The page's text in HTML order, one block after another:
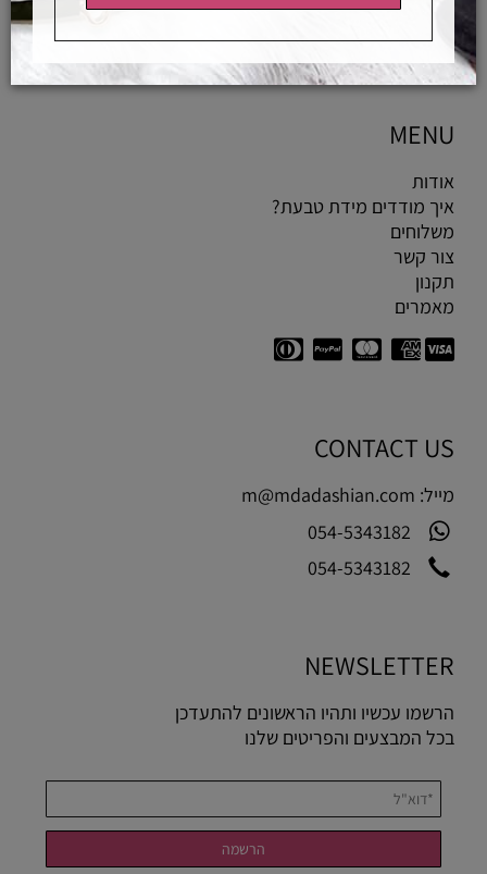
MENU
אודות
איך מודדים מידת טבעת?
משלוחים
צור קשר
תקנון
מאמרים
CONTACT US
מייל: m@mdadashian.com
054-5343182
054-5343182
NEWSLETTER
הרשמו עכשיו ותהיו הראשונים להתעדכן
בכל המבצעים והפריטים שלנו